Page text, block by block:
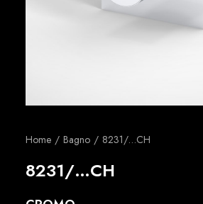
Dove acquistare
Home Bagno 8231/…CH
8231/…CH